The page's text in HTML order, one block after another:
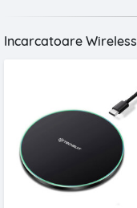
Incarcatoare Wireless